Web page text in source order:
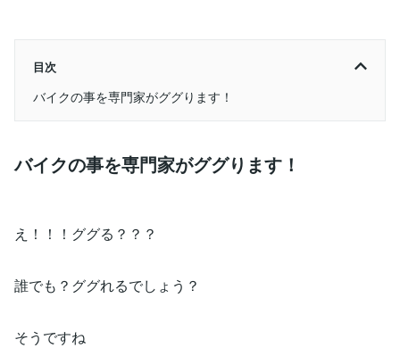
目次
バイクの事を専門家がググります！
バイクの事を専門家がググります！
え！！！ググる？？？
誰でも？ググれるでしょう？
そうですね